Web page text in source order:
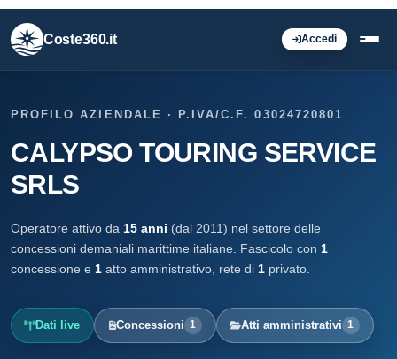
Coste360.it Accedi
PROFILO AZIENDALE · P.IVA/C.F. 03024720801
CALYPSO TOURING SERVICE
SRLS
Operatore attivo da 15 anni (dal 2011) nel settore delle
concessioni demaniali marittime italiane. Fascicolo con 1
concessione e 1 atto amministrativo, rete di 1 privato.
Dati live Concessioni 1 Atti amministrativi 1